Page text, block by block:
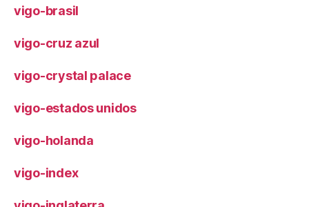
vigo-brasil
vigo-cruz azul
vigo-crystal palace
vigo-estados unidos
vigo-holanda
vigo-index